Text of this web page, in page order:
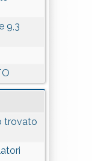
9,3
trovato